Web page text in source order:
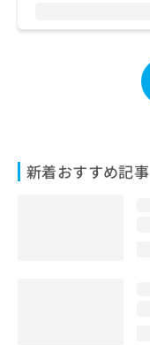
新着おすすめ記事
問
ら